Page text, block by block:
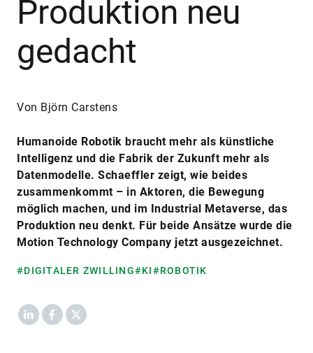
Produktion neu
gedacht
Von Björn Carstens
Humanoide Robotik braucht mehr als künstliche
Intelligenz und die Fabrik der Zukunft mehr als
Datenmodelle. Schaeffler zeigt, wie beides
zusammenkommt – in Aktoren, die Bewegung
möglich machen, und im Industrial Metaverse, das
Produktion neu denkt. Für beide Ansätze wurde die
Motion Technology Company jetzt ausgezeichnet.
#DIGITALER ZWILLING#KI#ROBOTIK
LinkedInFacebook
X